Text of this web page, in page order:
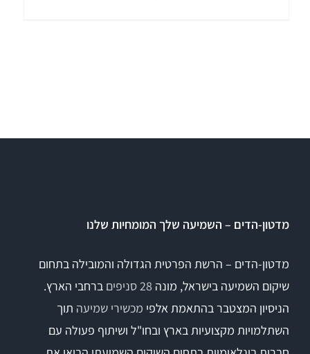
מדטון-הדים – השמיעה שלך המומחיות שלנו
מדטון-הדים – הרשת הפרטית הגדולה והמובילה בתחום
שיקום השמיעה בישראל, מונה 28 סניפים
ברחבי הארץ.
הניסיון המצטבר בהתאמת אלפי מכשירי שמיעה תוך
השתלמויות מקצועיות בארץ ובחו"ל ושיתוף פעולה עם